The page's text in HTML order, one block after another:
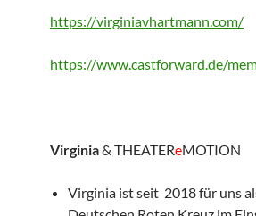
https://virginiavhartmann.com/
https://www.castforward.de/
Virginia& THEATEReMOTION
Virginia ist seit 2018 für uns